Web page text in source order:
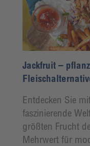
Jackfruit –
Entdecken Sie
faszinierende
größten Frucht
Mehrwert für